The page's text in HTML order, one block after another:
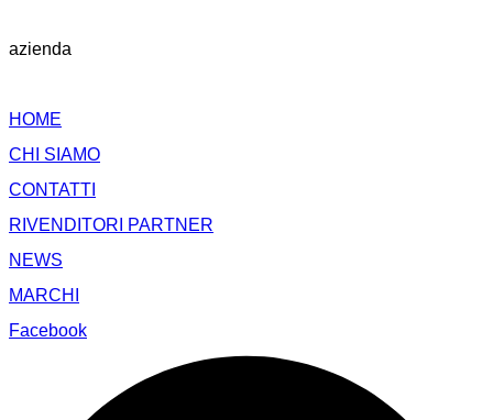
azienda
HOME
CHI SIAMO
CONTATTI
RIVENDITORI PARTNER
NEWS
MARCHI
Facebook